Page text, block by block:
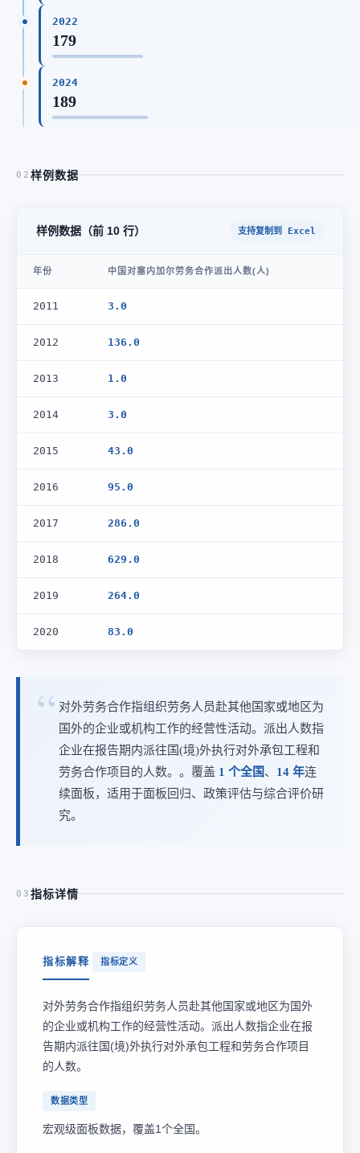
2022
179
2024
189
02 样例数据
样例数据（前 10 行） 支持复制到 Excel
年份 中国对塞内加尔劳务合作派出人数(人)
2011 3.0
2012 136.0
2013 1.0
2014 3.0
2015 43.0
2016 95.0
2017 286.0
2018 629.0
2019 264.0
2020 83.0
对外劳务合作指组织劳务人员赴其他国家或地区为
国外的企业或机构工作的经营性活动。派出人数指
企业在报告期内派往国(境)外执行对外承包工程和
劳务合作项目的人数。。覆盖 1 个全国、 14 年连
续面板，适用于面板回归、政策评估与综合评价研
究。
03 指标详情
指标解释 指标定义
对外劳务合作指组织劳务人员赴其他国家或地区为国外
的企业或机构工作的经营性活动。派出人数指企业在报
告期内派往国(境)外执行对外承包工程和劳务合作项目
的人数。
数据类型
宏观级面板数据，覆盖1个全国。